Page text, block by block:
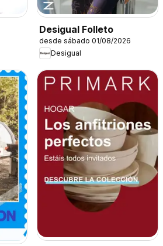
Desigual Folleto
desde sábado 01/08/2026
Desigual